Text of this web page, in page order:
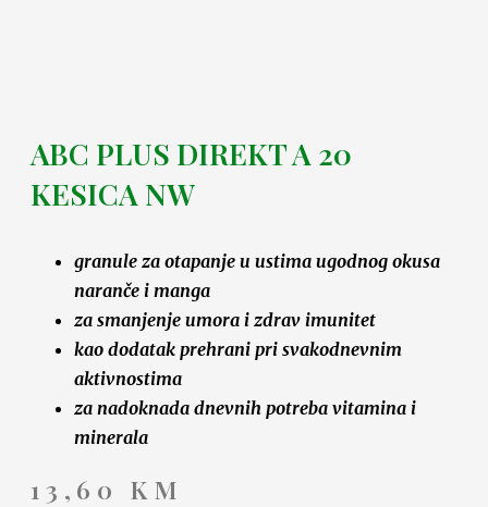
ABC PLUS DIREKT A 20
KESICA NW
granule za otapanje u ustima ugodnog okusa
naranče i manga
za smanjenje umora i zdrav imunitet
kao dodatak prehrani pri svakodnevnim
aktivnostima
za nadoknada dnevnih potreba vitamina i
minerala
13,60 KM